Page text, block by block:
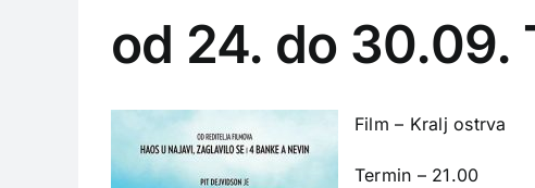
od 24. do 30.09.
Film – Kralj ostrva
Termin – 21.00